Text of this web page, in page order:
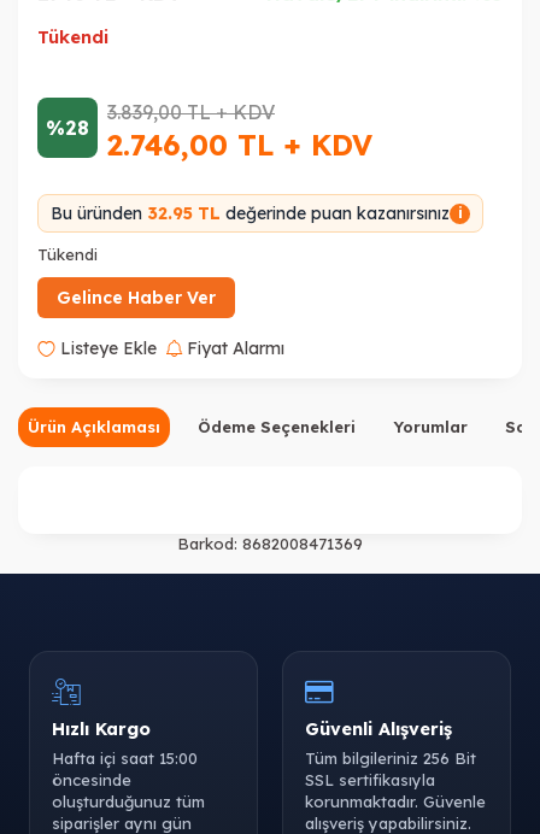
Tükendi
%28
3.839,00TL + KDV
2.746,00 TL + KDV
Bu üründen 32.95 TL değerinde puan kazanırsınız i
Tükendi
Gelince Haber Ver
Listeye Ekle Fiyat Alarmı
Ürün Açıklaması Ödeme Seçenekleri Yorumlar
Barkod: 8682008471369
Hızlı Kargo
Hafta içi saat 15:00
öncesinde
oluşturduğunuz tüm
siparişler aynı gün
Güvenli Alışveriş
Tüm bilgileriniz 256 Bit
SSL sertifikasıyla
korunmaktadır. Güvenle
alışveriş yapabilirsiniz.